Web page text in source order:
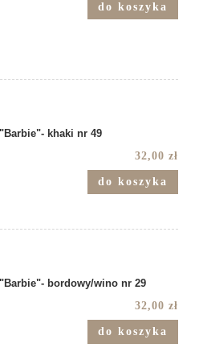
do koszyka
khaki nr 49
32,00 zł
do koszyka
bordowy/wino nr 29
32,00 zł
do koszyka